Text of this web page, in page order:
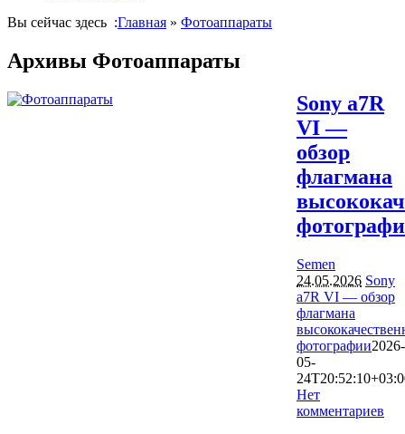
Вы сейчас здесь :Главная » Фотоаппараты
Архивы Фотоаппараты
Sony a7R
VI —
обзор
флагмана
Semen
24.05.2026 Sony
a7R VI — обзор
флагмана
фотографии2026-
05-
Нет
комментариев